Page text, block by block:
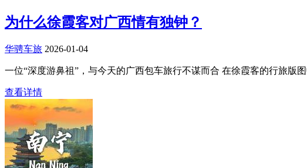
为什么徐霞客对广西情有独钟？
华骋车旅 2026-01-04
一位“深度游鼻祖”，与今天的广西包车旅行不谋而合 在徐霞客的行旅版
查看详情